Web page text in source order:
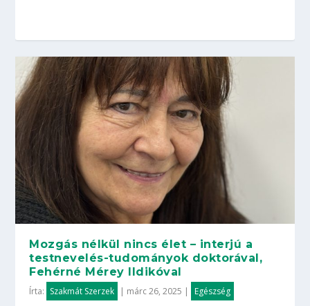
Mozgás nélkül nincs élet – interjú a
testnevelés-tudományok doktorával,
Fehérné Mérey Ildikóval
Írta: Szakmát Szerzek | márc 26, 2025 | Egészség